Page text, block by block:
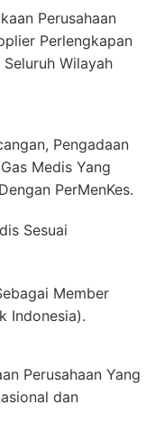
Perusahaan
Perlengkapan
Wilayah
Pengadaan
Medis Yang
PerMenKes.
Sesuai
Member
Indonesia).
Perusahaan Yang
dan